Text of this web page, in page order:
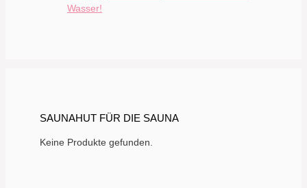
Wasser!
SAUNAHUT FÜR DIE SAUNA
Keine Produkte gefunden.